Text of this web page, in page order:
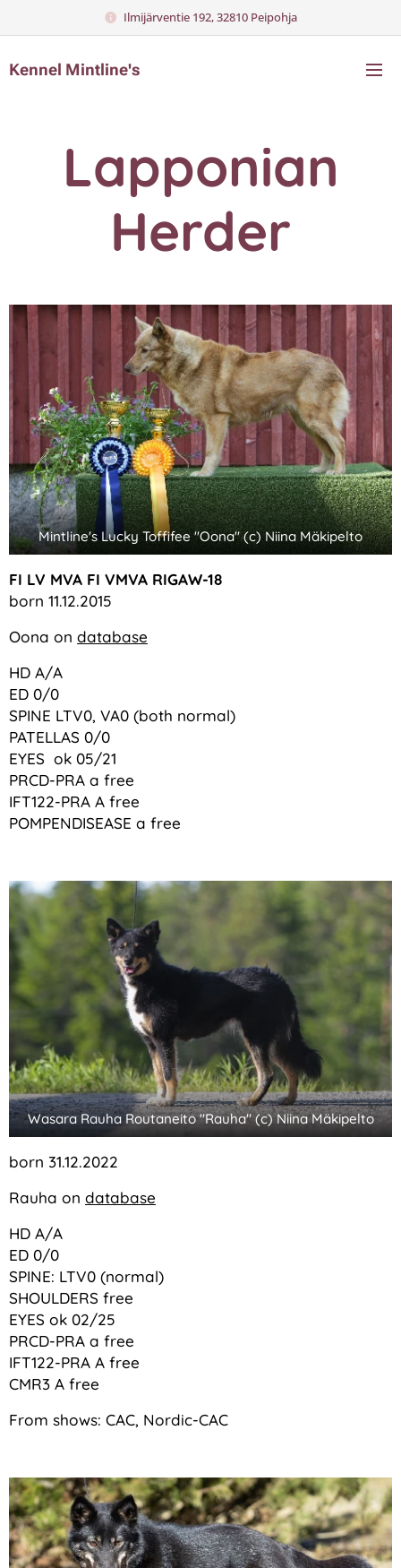
Ilmijärventie 192, 32810 Peipohja​
Kennel Mintline's
Lapponian
Herder
Mintline's Lucky Toffifee "Oona" (c) Niina Mäkipelto
FI LV MVA FI VMVA RIGAW-18
born 11.12.2015
Oona on database
HD A/A
ED 0/0
SPINE LTV0, VA0 (both normal)
PATELLAS 0/0
EYES ok 05/21
PRCD-PRA a free
IFT122-PRA A free
POMPENDISEASE a free
Wasara Rauha Routaneito "Rauha" (c) Niina Mäkipelto
born 31.12.2022
Rauha on database
HD A/A
ED 0/0
SPINE: LTV0 (normal)
SHOULDERS free
EYES ok 02/25
PRCD-PRA a free
IFT122-PRA A free
CMR3 A free
From shows: CAC, Nordic-CAC